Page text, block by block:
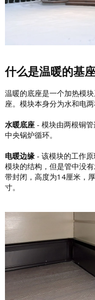
什么是温暖的基
温暖的底座是一个加热模
座。模块本身分为水和电两
水暖底座 - 模块由两根铜
中央锅炉循环。
电暖边缘 - 该模块的工作
模块的结构，但是管中没
带封闭，高度为14厘米，
寸。